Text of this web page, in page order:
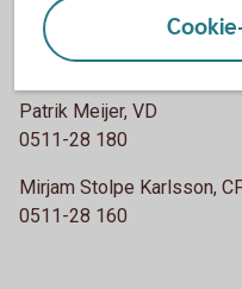
För mer information:
Patrik Meijer, VD
0511-28 180
Mirjam Stolpe Karlsson,
0511-28 160